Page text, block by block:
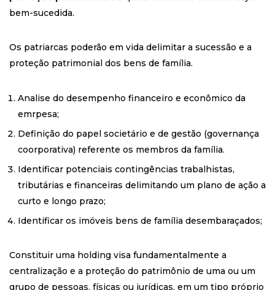
bem-sucedida.
Os patriarcas poderão em vida delimitar a sucessão e a
proteção patrimonial dos bens de família.
Analise do desempenho financeiro e econômico da
emrpesa;
Definição do papel societário e de gestão (governança
coorporativa) referente os membros da família.
Identificar potenciais contingências trabalhistas,
tributárias e financeiras delimitando um plano de ação a
curto e longo prazo;
Identificar os imóveis bens de família desembaraçados;
Constituir uma holding visa fundamentalmente a
centralização e a proteção do patrimônio de uma ou um
grupo de pessoas, físicas ou jurídicas, em um tipo próprio